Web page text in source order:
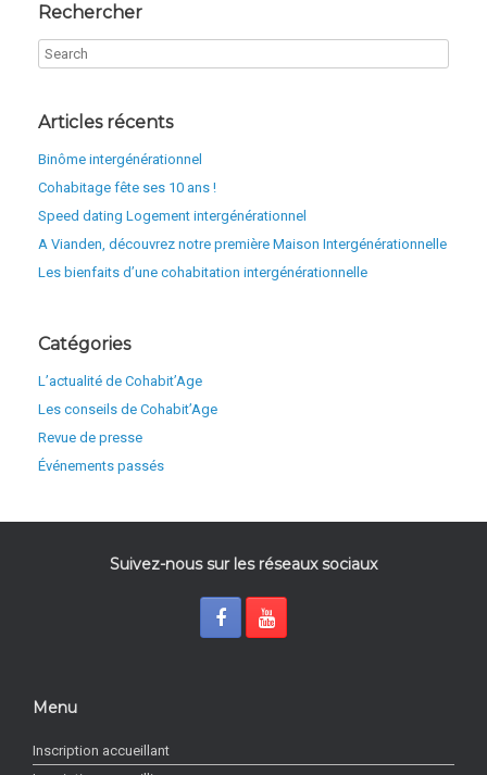
Rechercher
Articles récents
Binôme intergénérationnel
Cohabitage fête ses 10 ans !
Speed dating Logement intergénérationnel
A Vianden, découvrez notre première Maison Intergénérationnelle
Les bienfaits d’une cohabitation intergénérationnelle
Catégories
L’actualité de Cohabit’Age
Les conseils de Cohabit’Age
Revue de presse
Événements passés
Suivez-nous sur les réseaux sociaux
Menu
Inscription accueillant